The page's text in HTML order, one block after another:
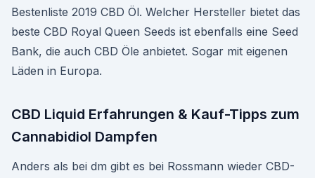
Bestenliste 2019 CBD Öl. Welcher Hersteller bietet das
beste CBD Royal Queen Seeds ist ebenfalls eine Seed
Bank, die auch CBD Öle anbietet. Sogar mit eigenen
Läden in Europa.
CBD Liquid Erfahrungen & Kauf-Tipps zum
Cannabidiol Dampfen
Anders als bei dm gibt es bei Rossmann wieder CBD-